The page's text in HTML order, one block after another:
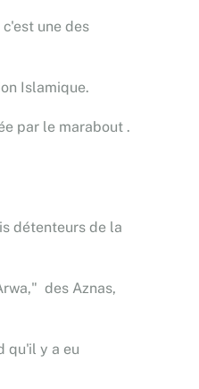
une des
Islamique.
par le marabout .
détenteurs de la
des Aznas,
qu'il y a eu